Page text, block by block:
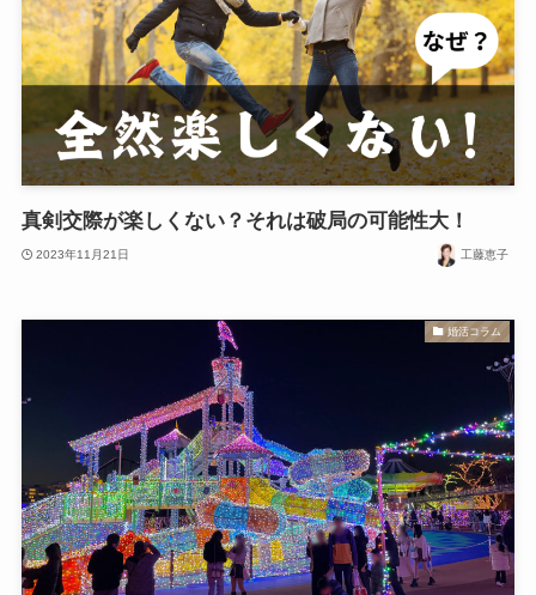
真剣交際が楽しくない？それは破局の可能性大！
2023年11月21日 工藤恵子
婚活コラム